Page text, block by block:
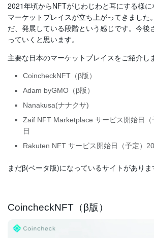
2021年頃からNFTがじわじわと耳にする様
マーケットプレイスが立ち上がってきました
だ、発展している段階という感じです。今後
っていくと思います。
主要な日本のマーケットプレイスをご紹介し
CoincheckNFT（β版）
Adam byGMO（β版）
Nanakusa(ナナクサ)
Zaif NFT Marketplace サービス開始日
日
Rakuten NFT サービス開始日（予定）
まだβ(ベータ版)になっているサイトがありま
CoincheckNFT（β版）